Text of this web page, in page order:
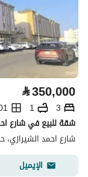
⃁350,000
3
1
شقة للبيع في شارع
شارع احمد الشيرازي،
الإيميل